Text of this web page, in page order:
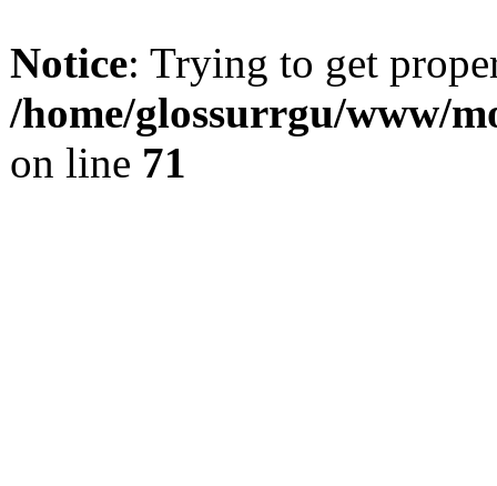
Notice: Trying to get
/home/glossurrgu/www/
on line 71